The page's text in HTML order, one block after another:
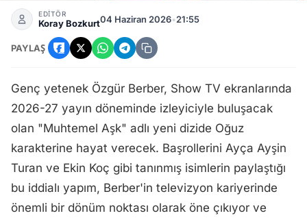
Özgür Berber Kimdir? Muhtemel Aşk Dizisi Oğuz Karakteri
EDİTÖR
Koray Bozkurt04 Haziran 2026•21:55
PAYLAŞ
Genç yetenek Özgür Berber, Show TV ekranlarında
2026-27 yayın döneminde izleyiciyle buluşacak
olan "Muhtemel Aşk" adlı yeni dizide Oğuz
karakterine hayat verecek. Başrollerini Ayça Ayşin
Turan ve Ekin Koç gibi tanınmış isimlerin paylaştığı
bu iddialı yapım, Berber'in televizyon kariyerinde
önemli bir dönüm noktası olarak öne çıkıyor ve